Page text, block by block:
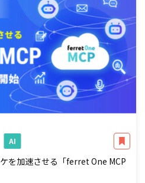
AI
を加速させる「ferret One MCP